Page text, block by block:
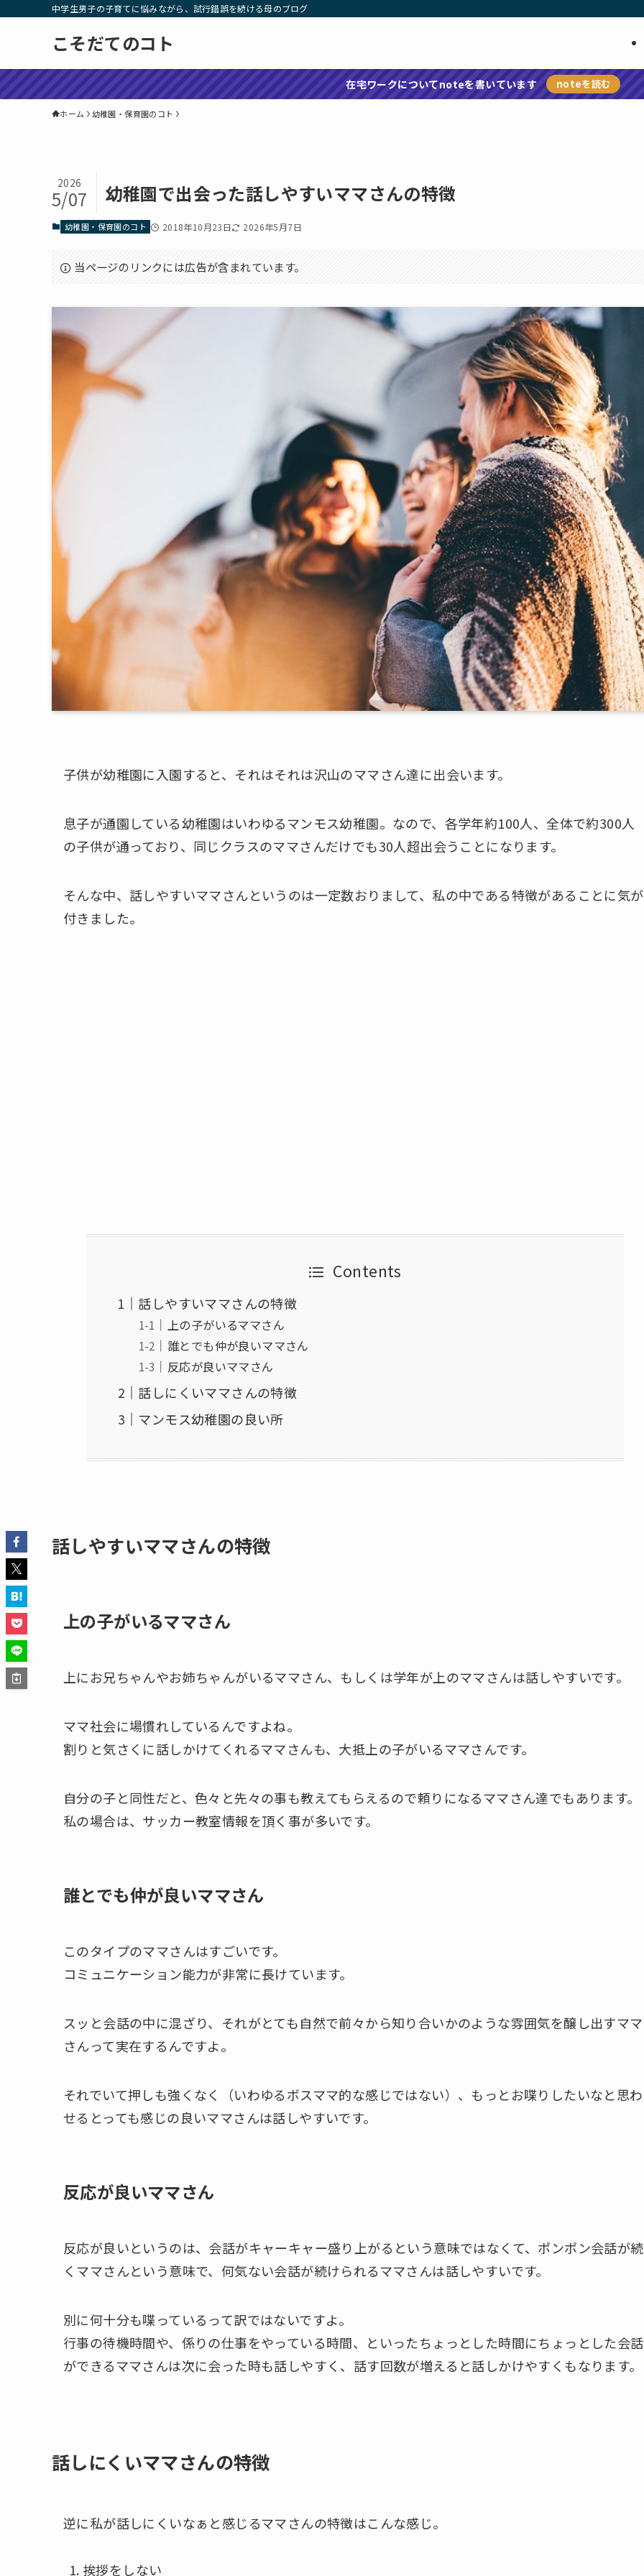
中学生男子の子育てに悩みながら、試行錯誤を続ける母のブログ
こそだてのコト
在宅ワークについてnoteを書いています noteを読む
ホーム 幼稚園・保育園のコト
幼稚園で出会った話しやすいママさんの特徴
2026
5/07
幼稚園・保育園のコト 2018年10月23日 2026年5月7日
当ページのリンクには広告が含まれています。
子供が幼稚園に入園すると、それはそれは沢山のママさん達に出会います。
息子が通園している幼稚園はいわゆるマンモス幼稚園。なので、各学年約100人、全体で約300人
の子供が通っており、同じクラスのママさんだけでも30人超出会うことになります。
そんな中、話しやすいママさんというのは一定数おりまして、私の中である特徴があることに気が
付きました。
Contents
話しやすいママさんの特徴
上の子がいるママさん
誰とでも仲が良いママさん
反応が良いママさん
話しにくいママさんの特徴
マンモス幼稚園の良い所
話しやすいママさんの特徴
上の子がいるママさん
上にお兄ちゃんやお姉ちゃんがいるママさん、もしくは学年が上のママさんは話しやすいです。
ママ社会に場慣れしているんですよね。
割りと気さくに話しかけてくれるママさんも、大抵上の子がいるママさんです。
自分の子と同性だと、色々と先々の事も教えてもらえるので頼りになるママさん達でもあります。
私の場合は、サッカー教室情報を頂く事が多いです。
誰とでも仲が良いママさん
このタイプのママさんはすごいです。
コミュニケーション能力が非常に長けています。
スッと会話の中に混ざり、それがとても自然で前々から知り合いかのような雰囲気を醸し出すママ
さんって実在するんですよ。
それでいて押しも強くなく（いわゆるボスママ的な感じではない）、もっとお喋りしたいなと思わ
せるとっても感じの良いママさんは話しやすいです。
反応が良いママさん
反応が良いというのは、会話がキャーキャー盛り上がるという意味ではなくて、ポンポン会話が続
くママさんという意味で、何気ない会話が続けられるママさんは話しやすいです。
別に何十分も喋っているって訳ではないですよ。
行事の待機時間や、係りの仕事をやっている時間、といったちょっとした時間にちょっとした会話
ができるママさんは次に会った時も話しやすく、話す回数が増えると話しかけやすくもなります。
話しにくいママさんの特徴
逆に私が話しにくいなぁと感じるママさんの特徴はこんな感じ。
挨拶をしない